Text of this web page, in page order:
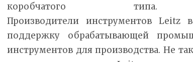
коробчатого типа.
Производители инструментов Leitz
поддержку обрабатывающей
инструментов для производства. Не